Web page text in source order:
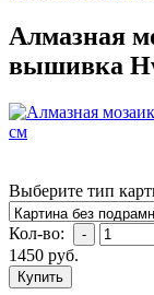
Алмазная
вышивка
Выберите тип
Кол-во:
1450 руб.